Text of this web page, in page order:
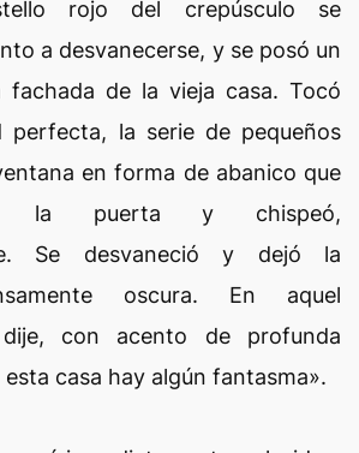
rojo del crepúsculo se
a desvanecerse, y se posó un
fachada de la vieja casa. Tocó
perfecta, la serie de pequeños
en forma de abanico que
la puerta y chispeó,
Se desvaneció y dejó la
oscura. En aquel
con acento de profunda
casa hay algún fantasma».